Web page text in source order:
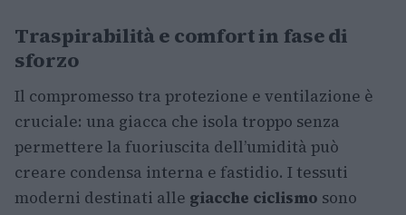
Traspirabilità e comfort in fase di
sforzo
Il compromesso tra protezione e ventilazione è
cruciale: una giacca che isola troppo senza
permettere la fuoriuscita dell’umidità può
creare condensa interna e fastidio. I tessuti
moderni destinati alle giacche ciclismo sono